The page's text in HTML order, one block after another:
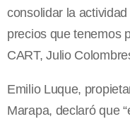
consolidar la
precios que tenemos
CART, Julio
Emilio Luque,
Marapa, declaró que